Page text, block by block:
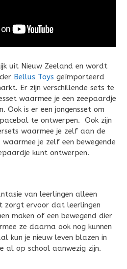
uit Nieuw Zeeland en wordt
Bellus Toys geïmporteerd
Er zijn verschillende sets te
waarmee je een zeepaardje
Ook is er een jongensset om
te ontwerpen. Ook zijn
waarmee je zelf aan de
je zelf een bewegende
kunt ontwerpen.
van leerlingen alleen
zorgt ervoor dat leerlingen
maken of een bewegend dier
ze daarna ook nog kunnen
kun je nieuw leven blazen in
al op school aanwezig zijn.